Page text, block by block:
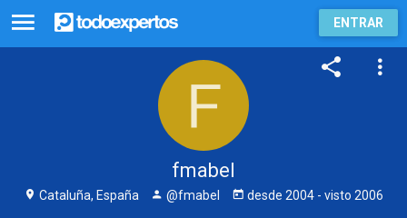
ENTRAR
fmabel
Cataluña, España @fmabel desde 2004 - visto 2006